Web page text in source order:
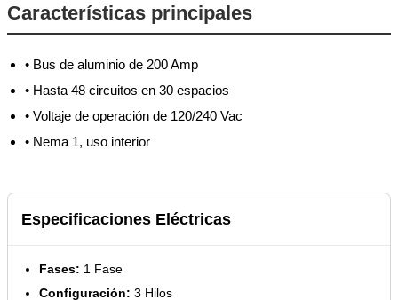
Características principales
• Bus de aluminio de 200 Amp
• Hasta 48 circuitos en 30 espacios
• Voltaje de operación de 120/240 Vac
• Nema 1, uso interior
Especificaciones Eléctricas
Fases: 1 Fase
Configuración: 3 Hilos